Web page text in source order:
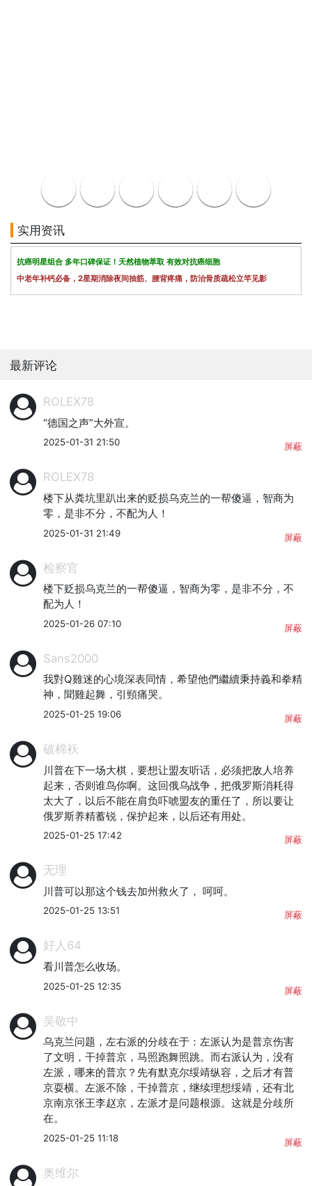
实用资讯
抗癌明星组合 多年口碑保证！天然植物萃取 有效对抗癌细胞
中老年补钙必备，2星期消除夜间抽筋、腰背疼痛，防治骨质疏松立竿见影
最新评论
ROLEX78
“德国之声”大外宣。
2025-01-31 21:50 屏蔽
ROLEX78
楼下从粪坑里趴出来的贬损乌克兰的一帮傻逼，智商为
零，是非不分，不配为人！
2025-01-31 21:49 屏蔽
检察官
楼下贬损乌克兰的一帮傻逼，智商为零，是非不分，不
配为人！
2025-01-26 07:10 屏蔽
Sans2000
我對Q雞迷的心境深表同情，希望他們繼續秉持義和拳精
神，聞雞起舞，引頸痛哭。
2025-01-25 19:06 屏蔽
破棉袄
川普在下一场大棋，要想让盟友听话，必须把敌人培养
起来，否则谁鸟你啊。这回俄乌战争，把俄罗斯消耗得
太大了，以后不能在肩负吓唬盟友的重任了，所以要让
俄罗斯养精蓄锐，保护起来，以后还有用处。
2025-01-25 17:42 屏蔽
无理
川普可以那这个钱去加州救火了， 呵呵。
2025-01-25 13:51 屏蔽
好人64
看川普怎么收场。
2025-01-25 12:35 屏蔽
吴敬中
乌克兰问题，左右派的分歧在于：左派认为是普京伤害
了文明，干掉普京，马照跑舞照跳。而右派认为，没有
左派，哪来的普京？先有默克尔绥靖纵容，之后才有普
京耍横。左派不除，干掉普京，继续理想绥靖，还有北
京南京张王李赵京，左派才是问题根源。这就是分歧所
在。
2025-01-25 11:18 屏蔽
奥维尔